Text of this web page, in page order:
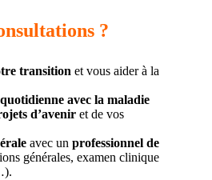
?
transition et vous aider à la
avec la maladie
d’avenir et de vos
avec un professionnel de
générales, examen clinique